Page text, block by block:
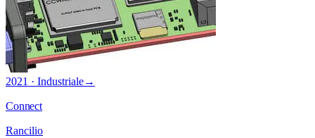
2021 · Industriale→
Connect
Rancilio